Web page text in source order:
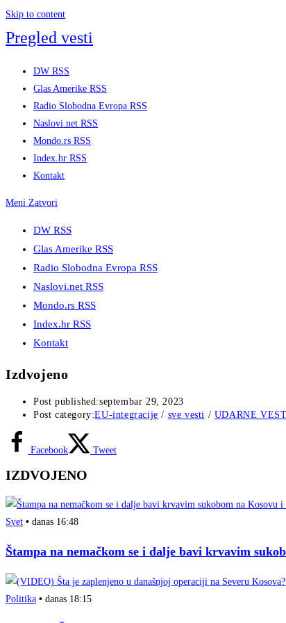
Skip to content
Pregled vesti
DW RSS
Glas Amerike RSS
Radio Slobodna Evropa RSS
Naslovi.net RSS
Mondo.rs RSS
Index.hr RSS
Kontakt
Meni Zatvori
DW RSS
Glas Amerike RSS
Radio Slobodna Evropa RSS
Naslovi.net RSS
Mondo.rs RSS
Index.hr RSS
Kontakt
Izdvojeno
Post published:septembar 29, 2023
Post category:EU-integracije / sve vesti / UDARNE
Facebook Tweet
IZDVOJENO
Svet • danas 16:48
Štampa na nemačkom se i dalje bavi krvavim
Politika • danas 18:15